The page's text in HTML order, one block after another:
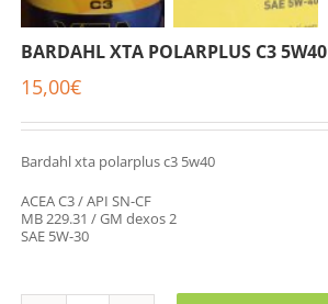
BARDAHL XTA POLARPLUS C3 5W40
15,00€
Bardahl xta polarplus c3 5w40
ACEA C3 / API SN-CF
MB 229.31 / GM dexos 2
SAE 5W-30